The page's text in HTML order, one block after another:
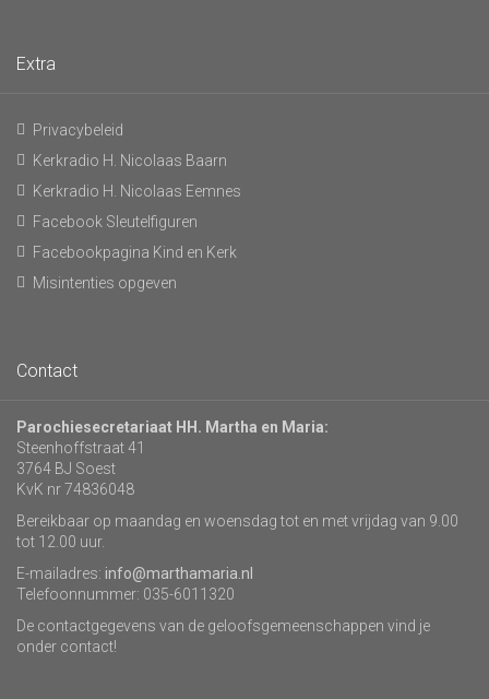
Extra
Privacybeleid
Kerkradio H. Nicolaas Baarn
Kerkradio H. Nicolaas Eemnes
Facebook Sleutelfiguren
Facebookpagina Kind en Kerk
Misintenties opgeven
Contact
Parochiesecretariaat HH. Martha en Maria:
Steenhoffstraat 41
3764 BJ Soest
KvK nr 74836048
Bereikbaar op maandag en woensdag tot en met vrijdag van 9.00
tot 12.00 uur.
E-mailadres: info@marthamaria.nl
Telefoonnummer: 035-6011320
De contactgegevens van de geloofsgemeenschappen vind je
onder contact!